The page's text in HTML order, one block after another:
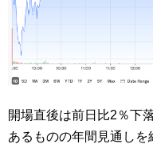
開場直後は前日比2％下
あるものの年間見通し